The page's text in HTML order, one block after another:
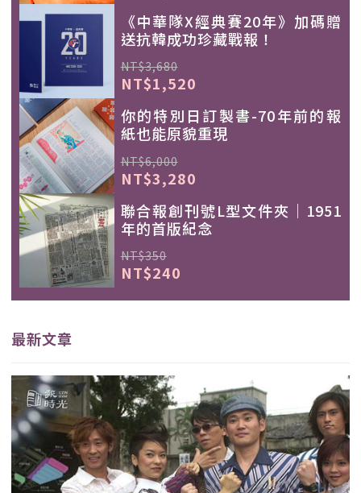
《中華隊X經典賽20年》加碼贈
送抗韓成功珍藏戰報！
NT$3,680
NT$1,520
你的特別日訂製書-70年前的報
紙也能原貌重現
NT$6,000
NT$3,280
聯合報創刊號L型文件夾｜1951
年的首版紀念
NT$350
NT$240
最新文章